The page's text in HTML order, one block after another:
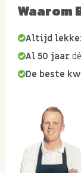
Waarom
Altijd
Al 50 jaar
De beste